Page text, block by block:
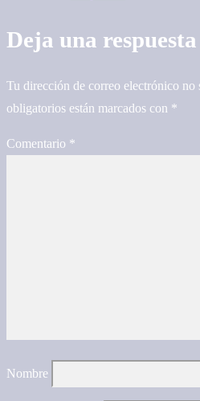
Deja una respuesta
Tu dirección de correo electrónico no
obligatorios están marcados con *
Comentario *
Nombre